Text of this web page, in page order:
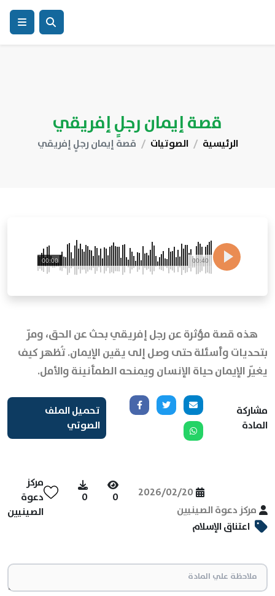
قصة إيمان رجلٍ إفريقي
الرئيسية الصوتيات قصة إيمان رجلٍ إفريقي
00:40
00:00
هذه قصة مؤثرة عن رجل إفريقي بحث عن الحق، ومرّ
بتحديات وأسئلة حتى وصل إلى يقين الإيمان. تُظهر كيف
يغيّر الإيمان حياة الإنسان ويمنحه الطمأنينة والأمل.
مشاركة
المادة
تحميل الملف
الصوتي
مركز دعوة الصينيين
2026/02/20
0
0
مركز
دعوة
الصينيين
اعتناق الإسلام